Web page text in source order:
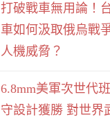
打破戰車無用論！
車如何汲取俄烏戰
人機威脅？
6.8mm美軍次世代
守設計獲勝 對世界